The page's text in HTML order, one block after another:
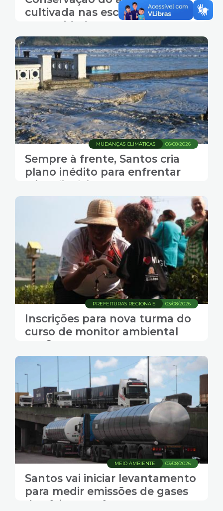
cultivada nas escolas e
comunidade
06/08/2026
MUDANÇAS CLIMÁTICAS
Sempre à frente, Santos cria
plano inédito para enfrentar
crise climática e se tornar
carbono neutra até 2050
03/08/2026
PREFEITURAS REGIONAIS
Inscrições para nova turma do
curso de monitor ambiental
em Santos começam nesta
terça
03/08/2026
MEIO AMBIENTE
Santos vai iniciar levantamento
para medir emissões de gases
de efeito estufa